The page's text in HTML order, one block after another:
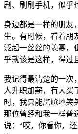
剧、刷刷手机，似乎
身边都是一样的朋友
生。有时候，看着朋
泛起一丝丝的羡慕，
乎就该是这样，得过
我记得最清楚的一次
人升职加薪，有人买
时，我只能尴尬地笑
那位曾经和我一样普
说：“哎，你看你，